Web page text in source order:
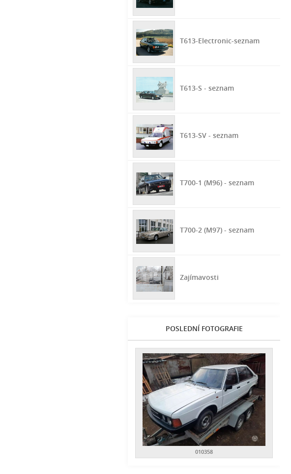
T613-Electronic-seznam
T613-S - seznam
T613-SV - seznam
T700-1 (M96) - seznam
T700-2 (M97) - seznam
Zajímavosti
POSLEDNÍ FOTOGRAFIE
010358